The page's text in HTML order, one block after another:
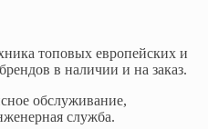
топовых европейских и
в наличии и на заказ.
обслуживание,
служба.